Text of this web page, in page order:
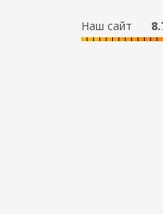
ПРО ШКОЛУ, ПОДРОСТКОВ
Наш сайт